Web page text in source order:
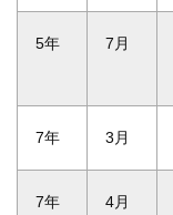
5年 7月
7年 3月
7年 4月